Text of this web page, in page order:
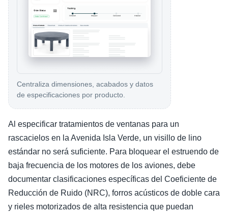
Centraliza dimensiones, acabados y datos
de especificaciones por producto.
Al especificar tratamientos de ventanas para un
rascacielos en la Avenida Isla Verde, un visillo de lino
estándar no será suficiente. Para bloquear el estruendo de
baja frecuencia de los motores de los aviones, debe
documentar clasificaciones específicas del Coeficiente de
Reducción de Ruido (NRC), forros acústicos de doble cara
y rieles motorizados de alta resistencia que puedan